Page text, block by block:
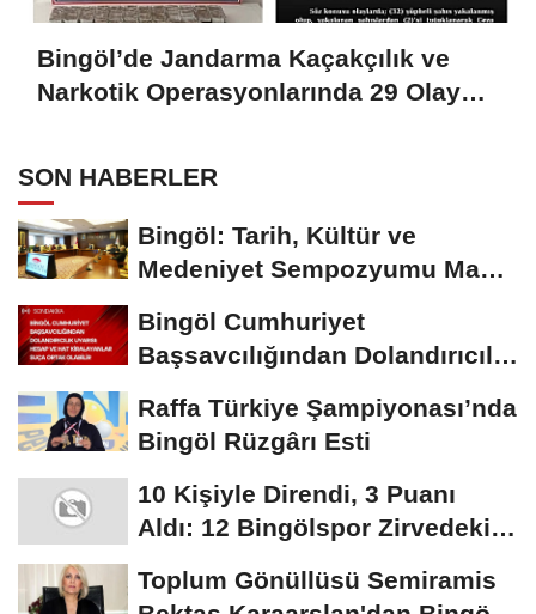
Bingöl’de Jandarma Kaçakçılık ve
Narkotik Operasyonlarında 29 Olaya
SON HABERLER
Bingöl: Tarih, Kültür ve
Medeniyet Sempozyumu Mayıs
Bingöl Cumhuriyet
Başsavcılığından Dolandırıcılık
Raffa Türkiye Şampiyonası’nda
Bingöl Rüzgârı Esti
10 Kişiyle Direndi, 3 Puanı
Aldı: 12 Bingölspor Zirvedeki
Toplum Gönüllüsü Semiramis